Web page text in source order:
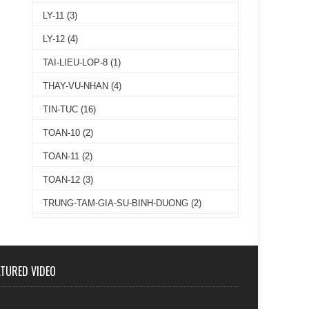
LY-11 (3)
LY-12 (4)
TAI-LIEU-LOP-8 (1)
THAY-VU-NHAN (4)
TIN-TUC (16)
TOAN-10 (2)
TOAN-11 (2)
TOAN-12 (3)
TRUNG-TAM-GIA-SU-BINH-DUONG (2)
VIDEO